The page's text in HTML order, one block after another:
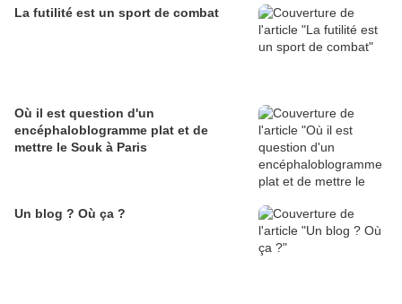
La futilité est un sport de combat
Où il est question d'un
encéphaloblogramme plat et de
mettre le Souk à Paris
Un blog ? Où ça ?